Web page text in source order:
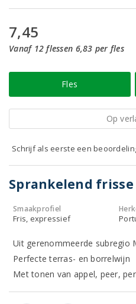
7,45
Vanaf 12 flessen 6,83 per fles
Fles
Op
Schrijf als eerste een
Sprankelend
Smaakprofiel
Fris, expressief
Uit gerenommeerde subregio
Perfecte terras- en borrelwijn
Met tonen van appel, peer,